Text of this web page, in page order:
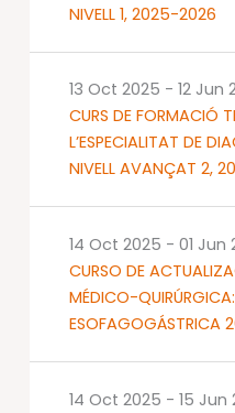
NIVELL 1, 2025-2026
CURS DE FORMACIÓ
L’ESPECIALITAT DE
NIVELL AVANÇAT 2,
13 Oct 2025 - 12 Jun
CURSO DE
MÉDICO-
ESOFAGOGÁSTRICA
14 Oct 2025 - 01 Jun
14 Oct 2025 - 15 Jun